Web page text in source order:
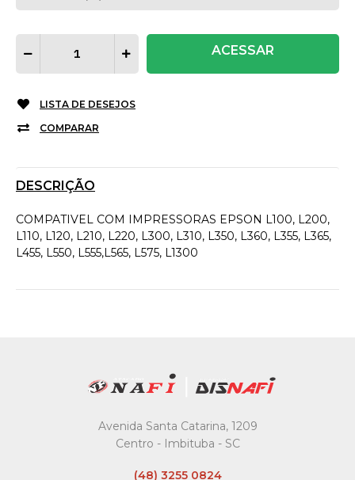
ACESSAR
LISTA DE DESEJOS
COMPARAR
DESCRIÇÃO
COMPATIVEL COM IMPRESSORAS EPSON L100, L200,
L110, L120, L210, L220, L300, L310, L350, L360, L355, L365,
L455, L550, L555,L565, L575, L1300
Avenida Santa Catarina, 1209
Centro - Imbituba - SC
(48) 3255 0824